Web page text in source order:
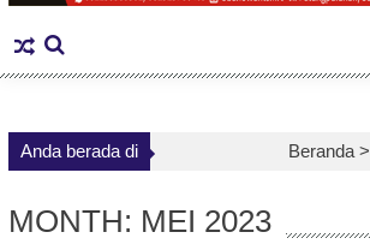
Anda berada di Beranda >
MONTH: MEI 2023